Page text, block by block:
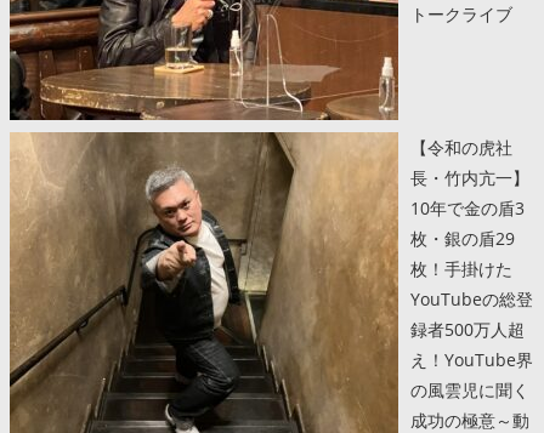
トークライブ
【令和の虎社
長・竹内亢一】
10年で金の盾3
枚・銀の盾29
枚！手掛けた
YouTubeの総登
録者500万人超
え！YouTube界
の風雲児に聞く
成功の極意～動